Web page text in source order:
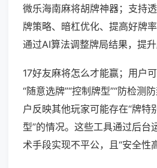
微乐海南麻将胡牌神器；支持
牌策略、暗杠优化、提高好牌
通过AI算法调整牌局结果，提升
17好友麻将怎么才能赢；用户
“随意选牌”“控制牌型”“防检测
户反映其他玩家可能存在“牌特
型”的情况。这些工具通过后台
术手段实现不平公，且“安全性高